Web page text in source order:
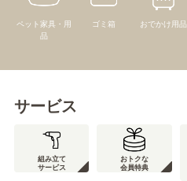
ペット家具・用
品
ゴミ箱 おでかけ用品
サービス
組み立て
サービス
おトクな
会員特典